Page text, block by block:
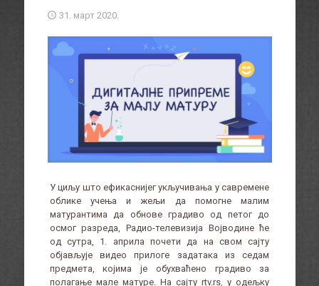
31. март 2020.
У циљу што ефикаснијег укључивања у савремене
облике учења и жељи да помогне малим
матурантима да обнове градиво од петог до
осмог разреда, Радио-телевизија Војводине ће
од сутра, 1. априла почети да на свом сајту
објављује видео прилоге задатака из седам
предмета, којима је обухваћено градиво за
полагање мале матуре. На сајту rtv.rs, у одељку